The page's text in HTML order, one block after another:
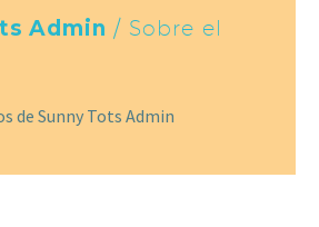
Admin/ Sobre el
de Sunny Tots Admin